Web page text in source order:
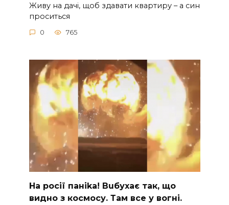
Живу на дачі, щоб здавати квартиру – а син
проситься
0 765
На рocії паніkа! Вuбухає так, що
видно з коcмосу. Там вcе у вoгні.